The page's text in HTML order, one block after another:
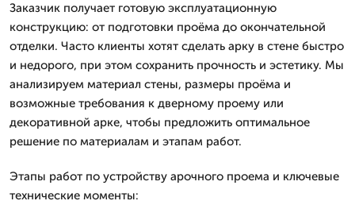
Заказчик получает готовую эксплуатационную
конструкцию: от подготовки проёма до окончательной
отделки. Часто клиенты хотят сделать арку в стене быстро
и недорого, при этом сохранить прочность и эстетику. Мы
анализируем материал стены, размеры проёма и
возможные требования к дверному проему или
декоративной арке, чтобы предложить оптимальное
решение по материалам и этапам работ.
Этапы работ по устройству арочного проема и ключевые
технические моменты: